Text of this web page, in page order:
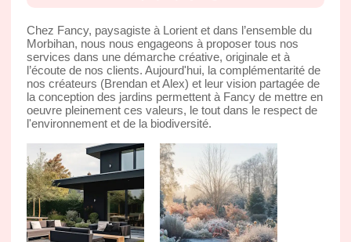
Chez Fancy, paysagiste à Lorient et dans l’ensemble du
Morbihan, nous nous engageons à proposer tous nos
services dans une démarche créative, originale et à
l’écoute de nos clients. Aujourd'hui, la complémentarité de
nos créateurs (Brendan et Alex) et leur vision partagée de
la conception des jardins permettent à Fancy de mettre en
oeuvre pleinement ces valeurs, le tout dans le respect de
l'environnement et de la biodiversité.